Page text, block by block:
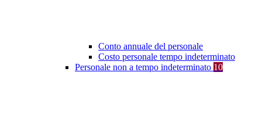
Conto annuale del personale
Costo personale tempo indeterminato
Personale non a tempo indeterminato 10